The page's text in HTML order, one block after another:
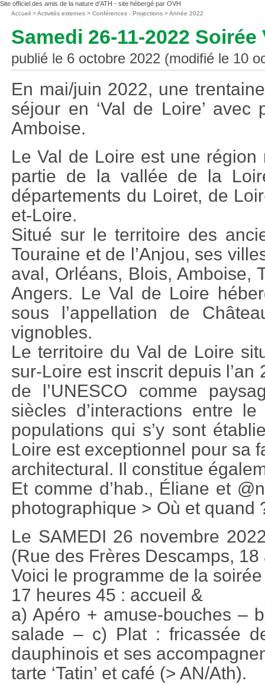
Site officiel des amis de la nature d’ATH - site hébergé par OVH
Vous
ici
:
Accueil >Activités externes >Conférences - Projections >Année 2022
Samedi 26-11-2022
publié le 6 octobre 2022 (modifié le 10
En mai/juin 2022, une
séjour en ‘Val de Loire’ avec
Amboise.
Le Val de Loire est une
partie de la vallée de la
départements du Loiret, de
et-Loire.
Situé sur le territoire des
Touraine et de l’Anjou, ses
aval, Orléans, Blois, Amboise,
Angers. Le Val de Loire
sous l’appellation de
vignobles.
Le territoire du Val de Loire
sur-Loire est inscrit depuis
de l’UNESCO comme
siècles d’interactions entre
populations qui s’y sont
Loire est exceptionnel pour sa
architectural. Il constitue
Et comme d’hab., Éliane et
photographique > Où et quand
Le SAMEDI 26 novembre
(Rue des Frères Descamps, 18
Voici le programme de la
17 heures 45 : accueil &
a) Apéro + amuse-bouches –
salade – c) Plat : fricassée
dauphinois et ses
tarte ‘Tatin’ et café (> AN/Ath).